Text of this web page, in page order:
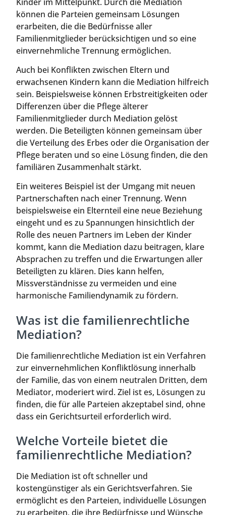
können die Parteien gemeinsam Lösungen
erarbeiten, die die Bedürfnisse aller
Familienmitglieder berücksichtigen und so eine
einvernehmliche Trennung ermöglichen.
Auch bei Konflikten zwischen Eltern und
erwachsenen Kindern kann die Mediation hilfreich
sein. Beispielsweise können Erbstreitigkeiten oder
Differenzen über die Pflege älterer
Familienmitglieder durch Mediation gelöst
werden. Die Beteiligten können gemeinsam über
die Verteilung des Erbes oder die Organisation der
Pflege beraten und so eine Lösung finden, die den
familiären Zusammenhalt stärkt.
Ein weiteres Beispiel ist der Umgang mit neuen
Partnerschaften nach einer Trennung. Wenn
beispielsweise ein Elternteil eine neue Beziehung
eingeht und es zu Spannungen hinsichtlich der
Rolle des neuen Partners im Leben der Kinder
kommt, kann die Mediation dazu beitragen, klare
Absprachen zu treffen und die Erwartungen aller
Beteiligten zu klären. Dies kann helfen,
Missverständnisse zu vermeiden und eine
harmonische Familiendynamik zu fördern.
Was ist die familienrechtliche
Mediation?
Die familienrechtliche Mediation ist ein Verfahren
zur einvernehmlichen Konfliktlösung innerhalb
der Familie, das von einem neutralen Dritten, dem
Mediator, moderiert wird. Ziel ist es, Lösungen zu
finden, die für alle Parteien akzeptabel sind, ohne
dass ein Gerichtsurteil erforderlich wird.
Welche Vorteile bietet die
familienrechtliche Mediation?
Die Mediation ist oft schneller und
kostengünstiger als ein Gerichtsverfahren. Sie
ermöglicht es den Parteien, individuelle Lösungen
zu erarbeiten, die ihre Bedürfnisse und Wünsche